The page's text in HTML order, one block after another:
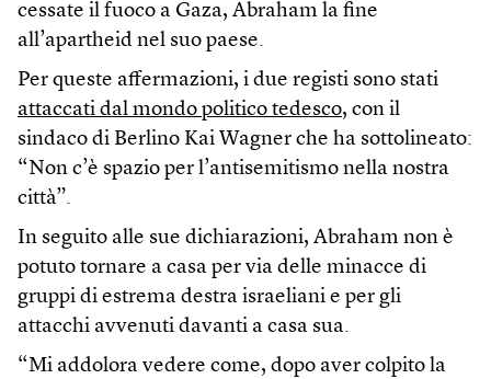
cessate il fuoco a Gaza, Abraham la fine
all’apartheid nel suo paese.
Per queste affermazioni, i due registi sono stati
attaccati dal mondo politico tedesco, con il
sindaco di Berlino Kai Wagner che ha sottolineato:
“Non c’è spazio per l’antisemitismo nella nostra
città”.
In seguito alle sue dichiarazioni, Abraham non è
potuto tornare a casa per via delle minacce di
gruppi di estrema destra israeliani e per gli
attacchi avvenuti davanti a casa sua.
“Mi addolora vedere come, dopo aver colpito la